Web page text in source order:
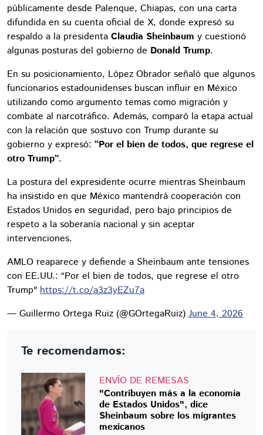
públicamente desde Palenque, Chiapas, con una carta
difundida en su cuenta oficial de X, donde expresó su
respaldo a la presidenta Claudia Sheinbaum y cuestionó
algunas posturas del gobierno de Donald Trump.
En su posicionamiento, López Obrador señaló que algunos
funcionarios estadounidenses buscan influir en México
utilizando como argumento temas como migración y
combate al narcotráfico. Además, comparó la etapa actual
con la relación que sostuvo con Trump durante su
gobierno y expresó: “Por el bien de todos, que regrese el
otro Trump”.
La postura del expresidente ocurre mientras Sheinbaum
ha insistido en que México mantendrá cooperación con
Estados Unidos en seguridad, pero bajo principios de
respeto a la soberanía nacional y sin aceptar
intervenciones.
AMLO reaparece y defiende a Sheinbaum ante tensiones
con EE.UU.: “Por el bien de todos, que regrese el otro
Trump" https://t.co/a3z3yEZu7a
— Guillermo Ortega Ruiz (@GOrtegaRuiz) June 4, 2026
Te recomendamos:
ENVÍO DE REMESAS
"Contribuyen más a la economía
de Estados Unidos", dice
Sheinbaum sobre los migrantes
mexicanos